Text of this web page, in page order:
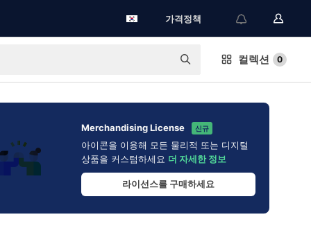
가격정책
컬렉션 0
Merchandising License 신규
아이콘을 이용해 모든 물리적 또는 디지털
상품을 커스텀하세요 더 자세한 정보
라이선스를 구매하세요